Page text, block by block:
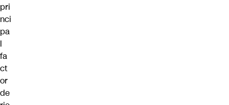
pri
nci
pa
l
fa
ct
or
de